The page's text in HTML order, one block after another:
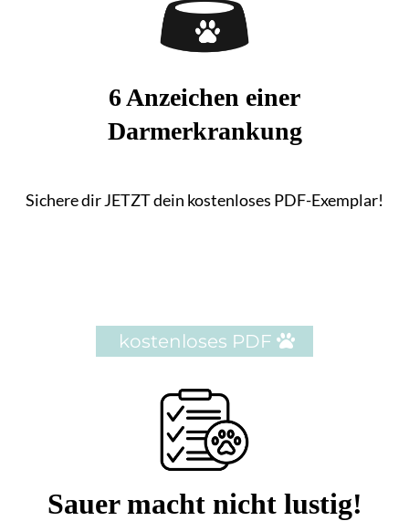
6 Anzeichen einer
Darmerkrankung
Sichere dir JETZT dein kostenloses PDF-Exemplar!
kostenloses PDF
Sauer macht nicht lustig!